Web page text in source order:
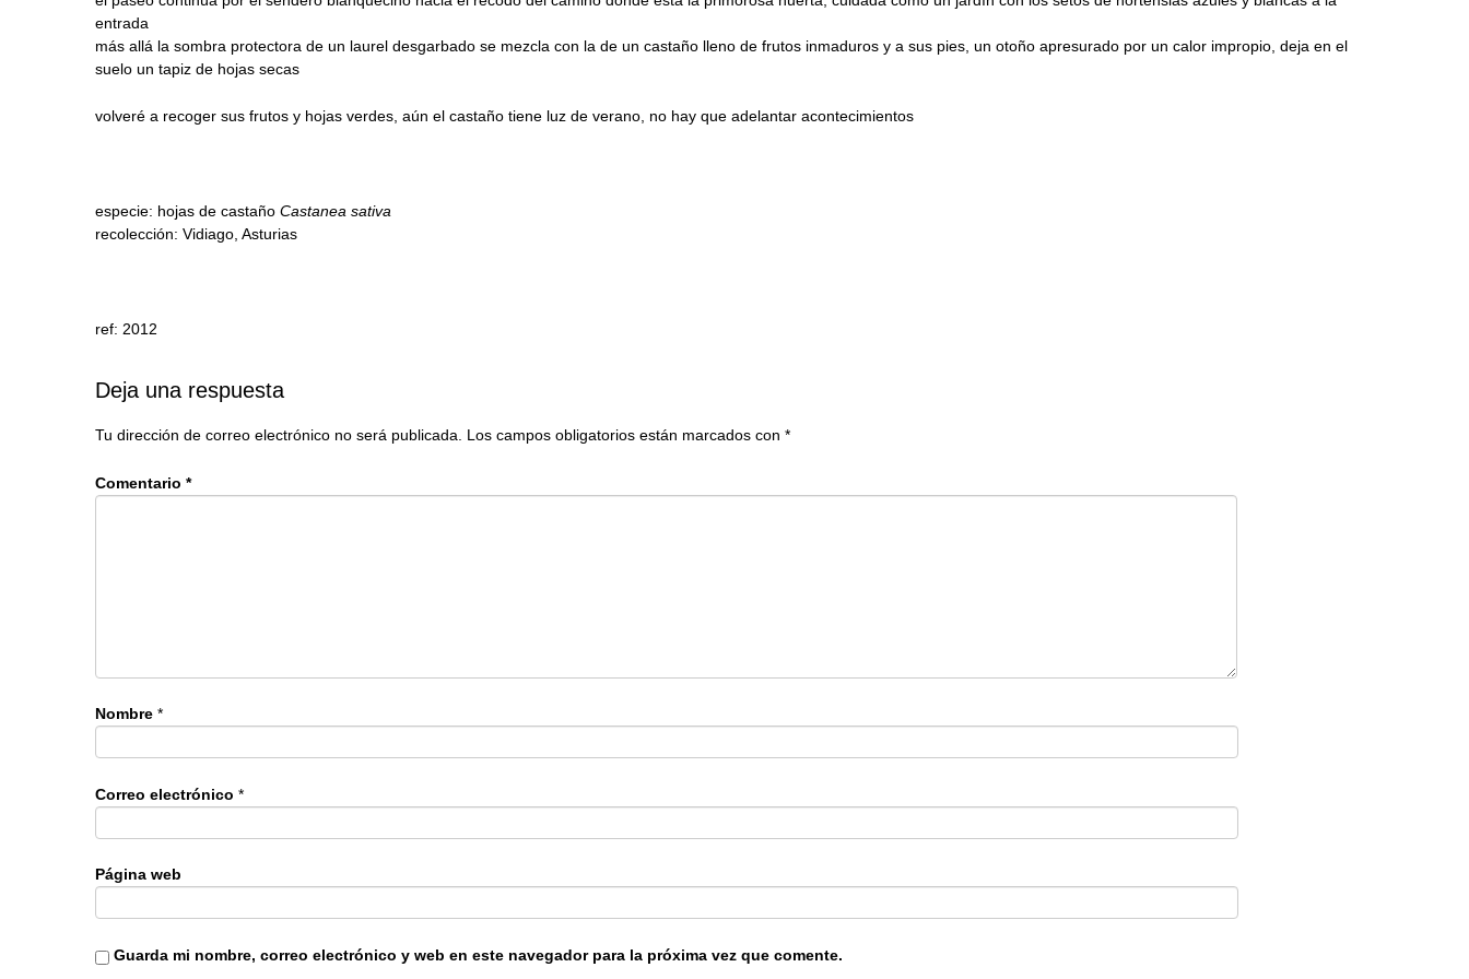
entrada
más allá la sombra protectora de un laurel desgarbado se mezcla con la de un castaño lleno de frutos inmaduros y a sus pies, un otoño apresurado por un calor impropio, deja en el
suelo un tapiz de hojas secas
volveré a recoger sus frutos y hojas verdes, aún el castaño tiene luz de verano, no hay que adelantar acontecimientos
especie: hojas de castaño Castanea sativa
recolección: Vidiago, Asturias
ref: 2012
Deja una respuesta
Tu dirección de correo electrónico no será publicada. Los campos obligatorios están marcados con *
Comentario *
Nombre *
Correo electrónico *
Página web
Guarda mi nombre, correo electrónico y web en este navegador para la próxima vez que comente.